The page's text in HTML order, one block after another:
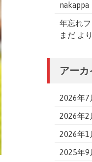
nakappa
年忘れ
まだ より
アーカ
2026年7
2026年2
2026年1
2025年9